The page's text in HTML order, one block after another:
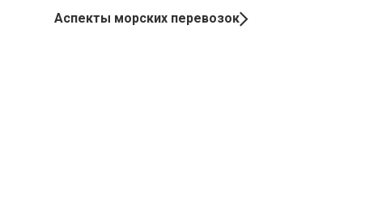
Аспекты морских перевозок